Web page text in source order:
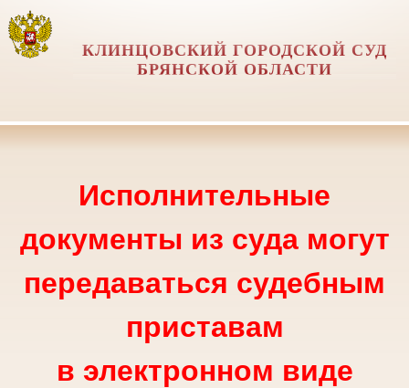
КЛИНЦОВСКИЙ ГОРОДСКОЙ СУД
БРЯНСКОЙ ОБЛАСТИ
Исполнительные
документы из суда могут
передаваться судебным
приставам
в электронном виде